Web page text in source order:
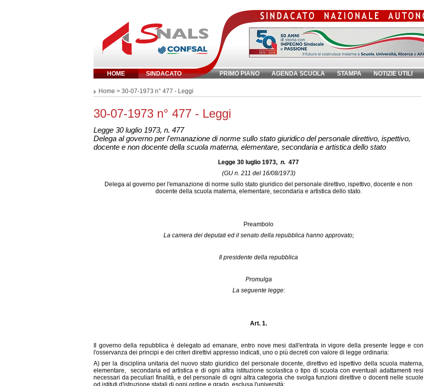
HOME SINDACATO PRIMO PIANO AGENDA SCUOLA STAMPA NOTIZIE UTILI
Inserisci parola chiave:
Home > 30-07-1973 n° 477 - Leggi
30-07-1973 n° 477 - Leggi
Legge 30 luglio 1973, n. 477
Delega al governo per l'emanazione di norme sullo stato giuridico del personale direttivo, ispettivo,
docente e non docente della scuola materna, elementare, secondaria e artistica dello stato
Legge 30 luglio 1973, n. 477
(GU n. 211 del 16/08/1973)
Delega al governo per l'emanazione di norme sullo stato giuridico del personale direttivo, ispettivo, docente e non
docente della scuola materna, elementare, secondaria e artistica dello stato.
Preambolo
La camera dei deputati ed il senato della repubblica hanno approvato;
Il presidente della repubblica
Promulga
La seguente legge:
Art. 1.
Il governo della repubblica è delegato ad emanare, entro nove mesi dall'entrata in vigore della presente legge e con
l'osservanza dei principi e dei criteri direttivi appresso indicati, uno o più decreti con valore di legge ordinaria:
A) per la disciplina unitaria del nuovo stato giuridico del personale docente, direttivo ed ispettivo della scuola materna,
elementare,
secondaria ed artistica e di ogni altra istituzione scolastica o tipo di scuola con eventuali adattamenti resi
necessari da peculiari finalità, e del personale di ogni altra categoria che svolga funzioni direttive o docenti nelle scuole
od istituti d'istruzione statali di ogni ordine e grado, esclusa l'università;